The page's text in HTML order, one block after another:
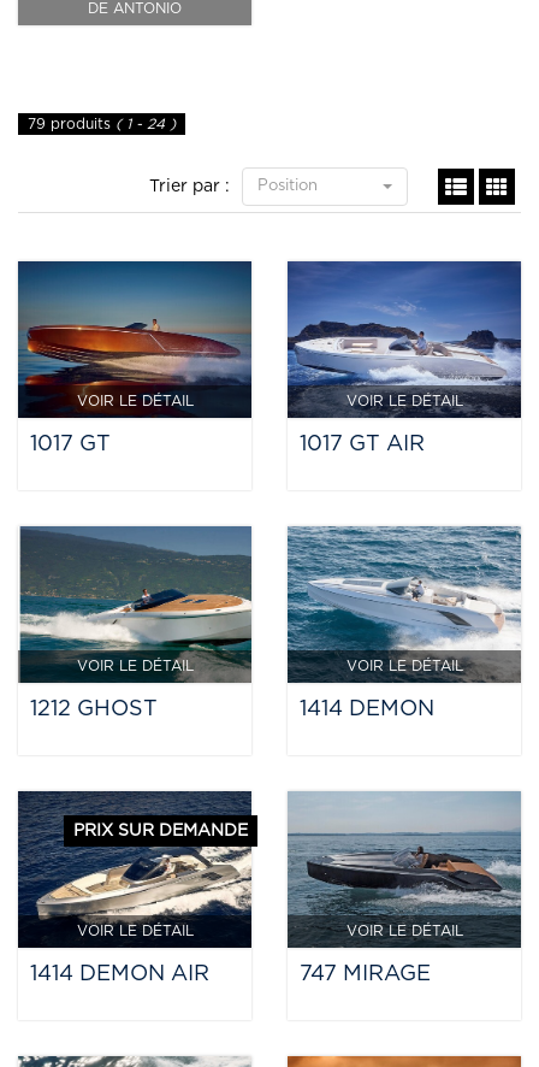
DE ANTONIO
79 produits ( 1 - 24 )
Trier par : Position
VOIR LE DÉTAIL
1017 GT
VOIR LE DÉTAIL
1017 GT AIR
VOIR LE DÉTAIL
1212 GHOST
VOIR LE DÉTAIL
1414 DEMON
VOIR LE DÉTAIL
PRIX SUR DEMANDE
1414 DEMON AIR
VOIR LE DÉTAIL
747 MIRAGE